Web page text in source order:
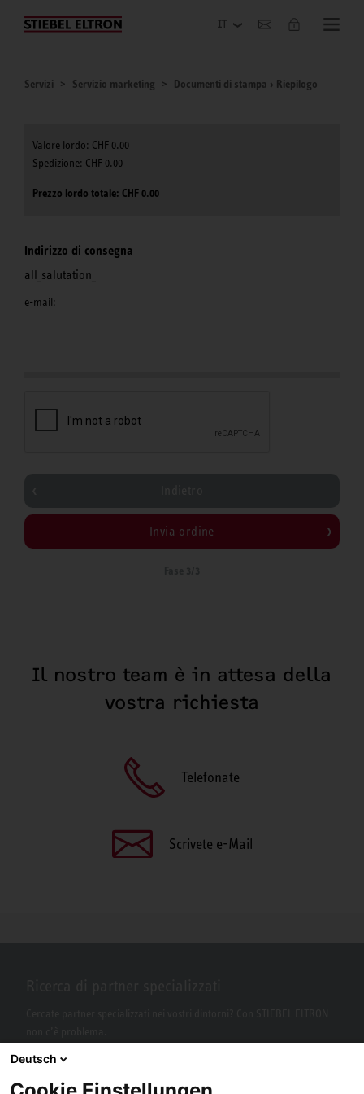
Azienda
Servizi Servizio marketing Documenti di stampa › Riepilogo
CHF 0.00
CHF 0.00
CHF 0.00
Indirizzo di consegna
all_salutation_
e-mail:
Invia ordine
Il nostro team è in attesa della
vostra richiesta
Telefonate
Scrivete e-Mail
Deutsch